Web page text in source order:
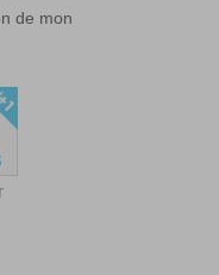
de mon